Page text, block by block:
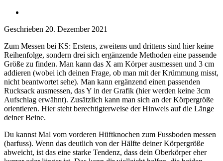
Geschrieben 20. Dezember 2021
Zum Messen bei KS: Erstens, zweitens und drittens sind hier keine
Reihenfolge, sondern drei sich ergänzende Methoden eine passende
Größe zu finden. Man kann das X am Körper ausmessen und 3 cm
addieren (wobei ich deinen Frage, ob man mit der Krümmung misst,
nicht beantwortet sehe). Man kann ergänzend einen passenden
Rucksack ausmessen, das Y in der Grafik (hier werden keine 3cm
Aufschlag erwähnt). Zusätzlich kann man sich an der Körpergröße
orientieren. Hier steht berechtigterweise der Hinweis auf die Länge
deiner Beine.
Du kannst Mal vom vorderen Hüftknochen zum Fussboden messen
(barfuss). Wenn das deutlich von der Hälfte deiner Körpergröße
abweicht, ist das eine starke Tendenz, dass dein Oberkörper eher